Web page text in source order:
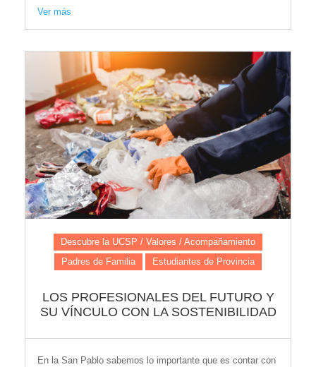
Ver más
Descubre la UCSP / Valores / Acompañamiento
Padres de Familia
Estudiantes de Provincia
LOS PROFESIONALES DEL FUTURO Y
SU VÍNCULO CON LA SOSTENIBILIDAD
En la San Pablo sabemos lo importante que es contar con